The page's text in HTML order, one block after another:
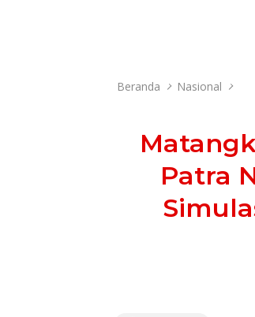
Beranda Nasional
Patra